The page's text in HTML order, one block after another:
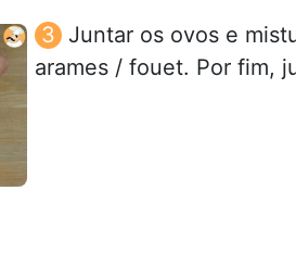
Juntar os ovos e
arames / fouet. Por fim,